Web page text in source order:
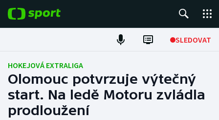
SLEDOVAT
Fotbal
Hokej
Tenis
HOKEJOVÁ EXTRALIGA
Olomouc potvrzuje výtečný
start. Na ledě Motoru zvládla
prodloužení